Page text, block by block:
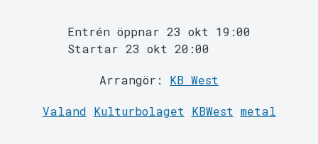
Support
Entrén öppnar 23 okt 19:00
Startar 23 okt 20:00
Arrangör: KB West
Valand Kulturbolaget KBWest metal